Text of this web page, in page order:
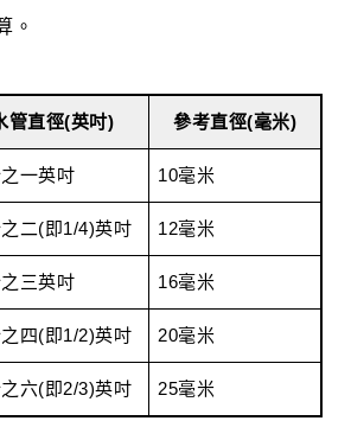
。
管直徑(英吋) 參考直徑(毫米)
一英吋 10毫米
二(即1/4)英吋 12毫米
三英吋 16毫米
四(即1/2)英吋 20毫米
六(即2/3)英吋 25毫米